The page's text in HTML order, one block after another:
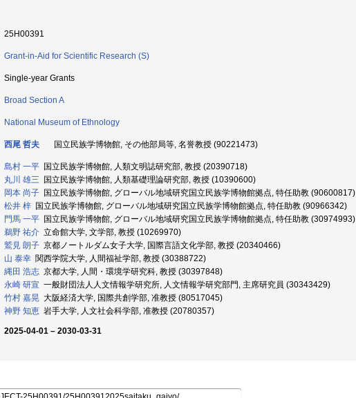
25H00391
Grant-in-Aid for Scientific Research (S)
Single-year Grants
Broad Section A
National Museum of Ethnology
西尾 哲夫 国立民族学博物館, その他部局等, 名誉教授 (90221473)
島村 一平 国立民族学博物館, 人類文明誌研究部, 教授 (20390718)
丸川 雄三 国立民族学博物館, 人類基礎理論研究部, 教授 (10390600)
岡本 尚子 国立民族学博物館, グローバル地域研究国立民族学博物館拠点, 特任助教 (90600817)
松井 梓 国立民族学博物館, グローバル地域研究国立民族学博物館拠点, 特任助教 (90966342)
門馬 一平 国立民族学博物館, グローバル地域研究国立民族学博物館拠点, 特任助教 (30974993)
鵜野 祐介 立命館大学, 文学部, 教授 (10269970)
鷲見 朗子 京都ノートルダム女子大学, 国際言語文化学部, 教授 (20340466)
山 泰幸 関西学院大学, 人間福祉学部, 教授 (30388722)
縄田 浩志 京都大学, 人間・環境学研究科, 教授 (30397848)
永崎 研宣 一般財団法人人文情報学研究所, 人文情報学研究部門, 主席研究員 (30343429)
竹村 嘉晃 大阪経済大学, 国際共創学部, 准教授 (80517045)
神野 知恵 岩手大学, 人文社会科学部, 准教授 (20780357)
2025-04-01 – 2030-03-31